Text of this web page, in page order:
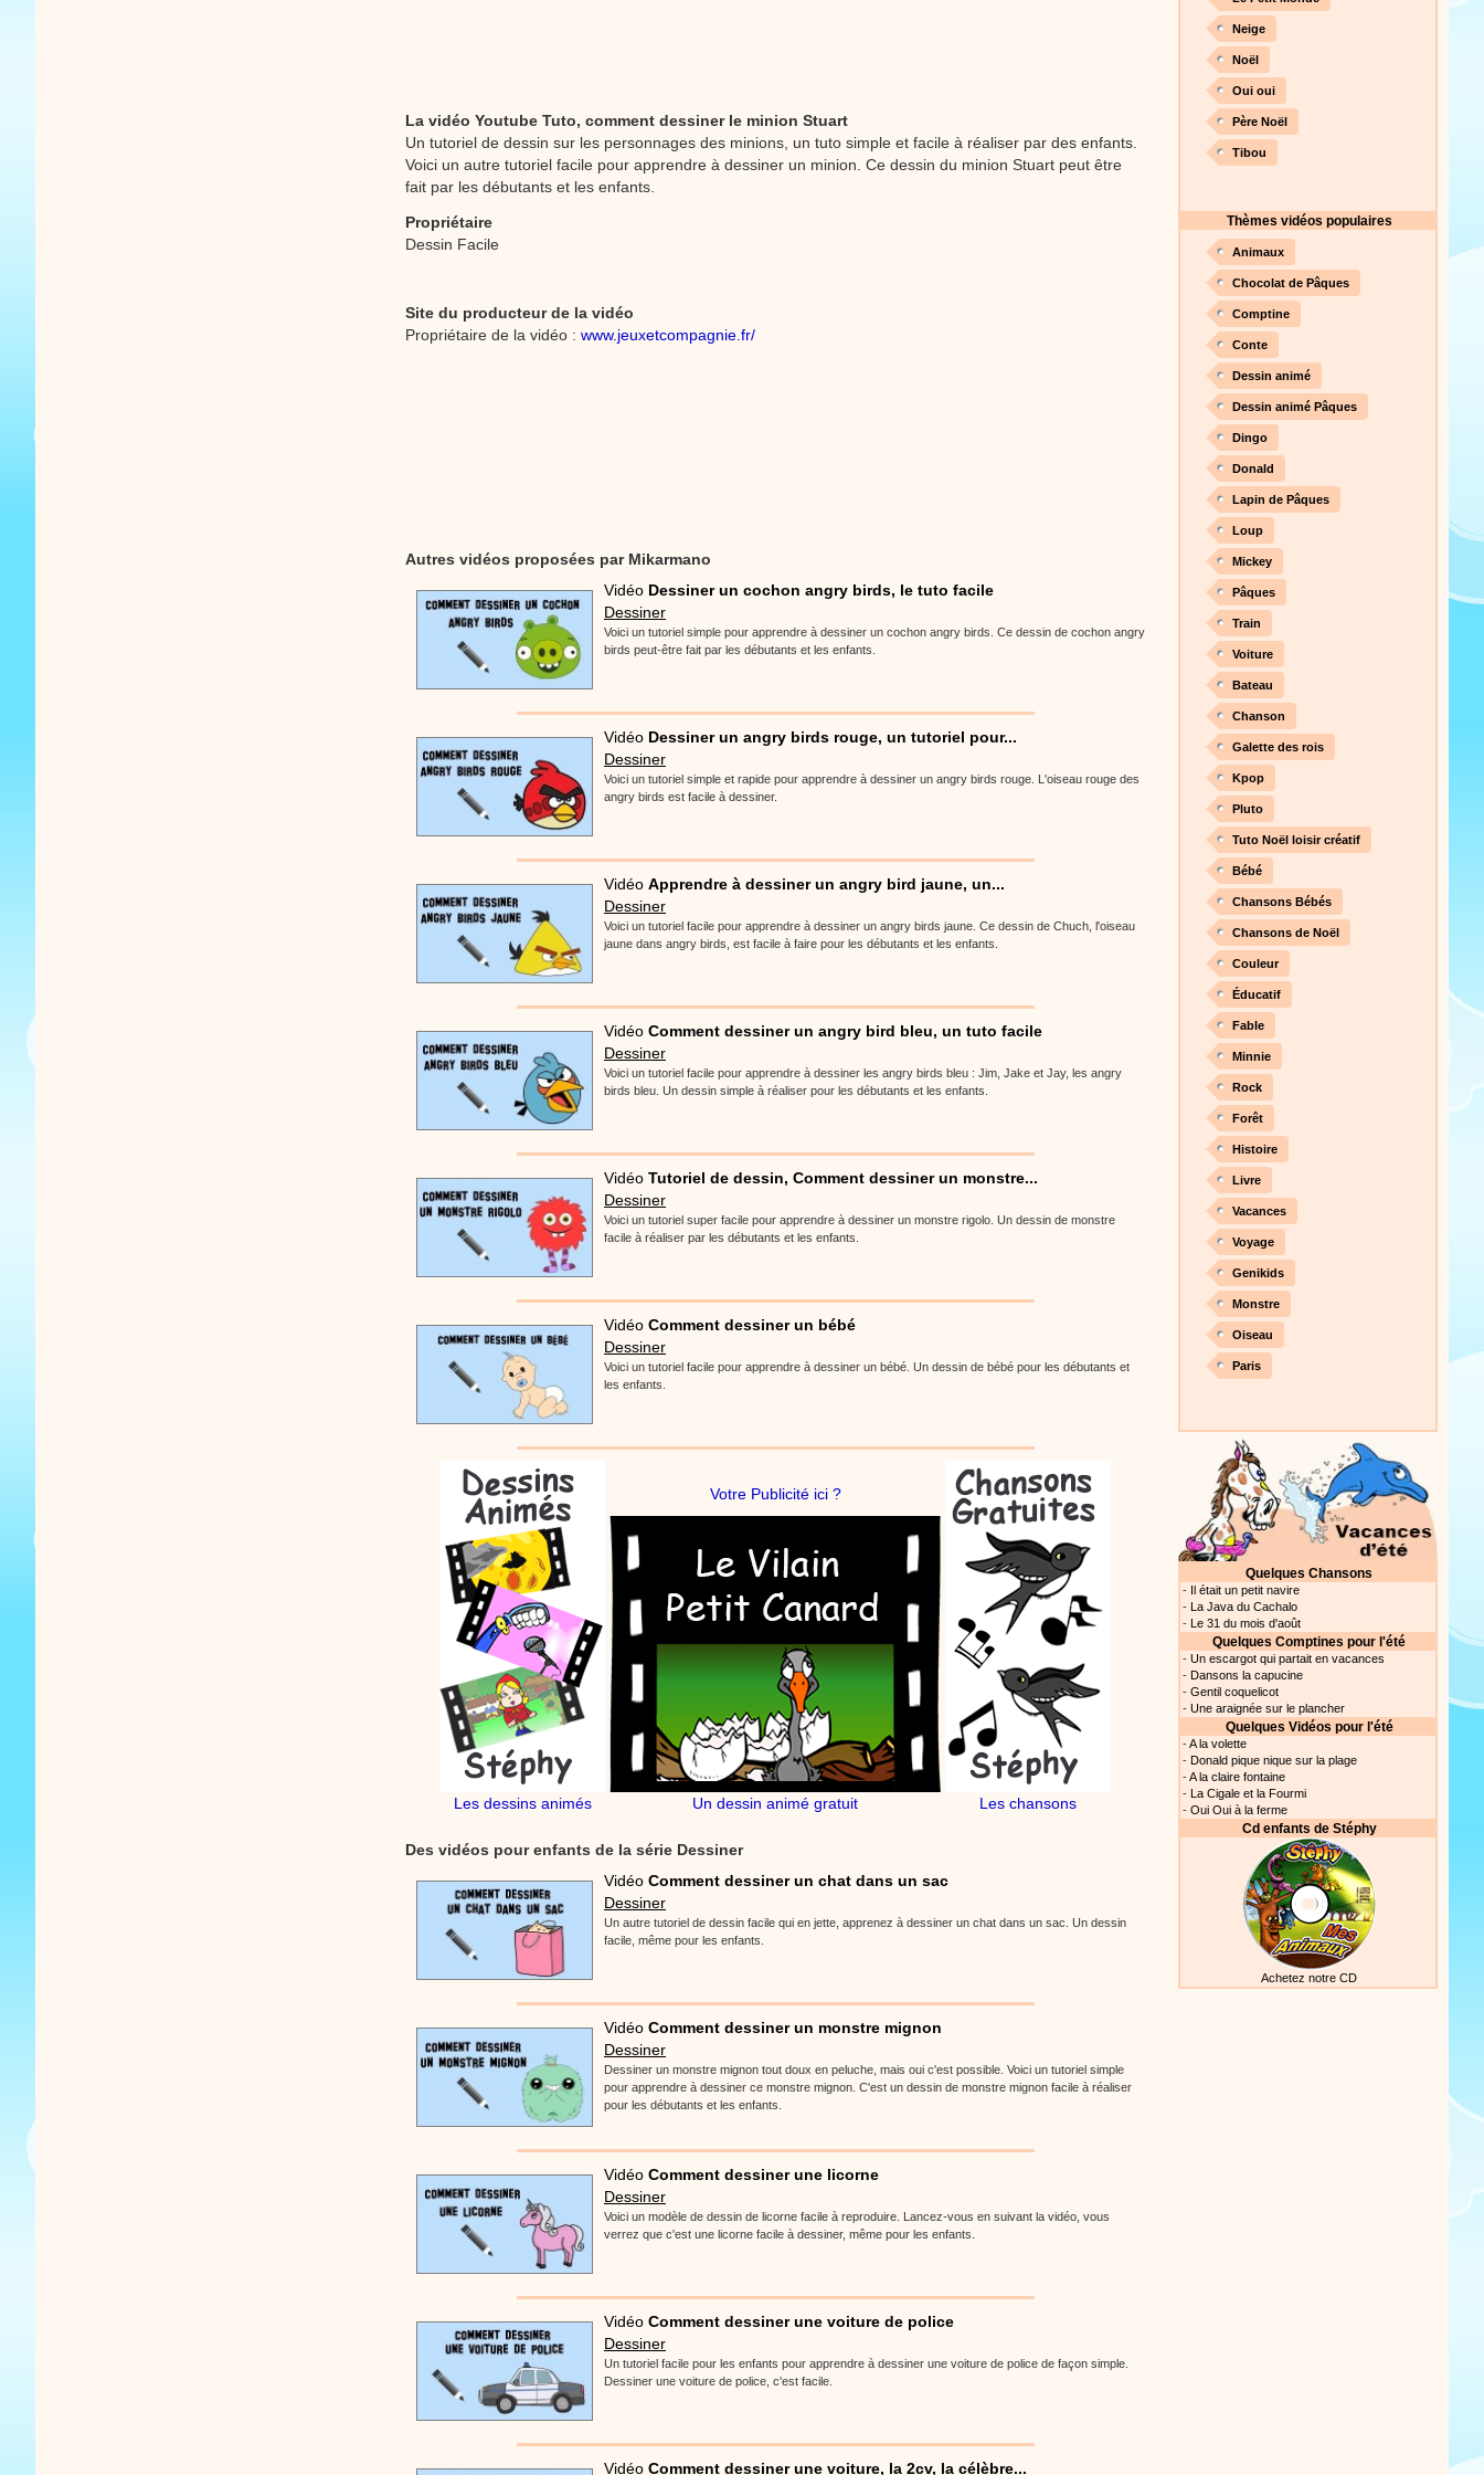
La vidéo Youtube Tuto, comment dessiner le minion Stuart
Un tutoriel de dessin sur les personnages des minions, un tuto simple et facile à réaliser par des enfants.
Voici un autre tutoriel facile pour apprendre à dessiner un minion. Ce dessin du minion Stuart peut être
fait par les débutants et les enfants.
Propriétaire
Dessin Facile
Site du producteur de la vidéo
Propriétaire de la vidéo : www.jeuxetcompagnie.fr/
Autres vidéos proposées par Mikarmano
Vidéo Dessiner un cochon angry birds, le tuto facile
Dessiner
Voici un tutoriel simple pour apprendre à dessiner un cochon angry birds. Ce dessin de cochon angry
birds peut-être fait par les débutants et les enfants.
Vidéo Dessiner un angry birds rouge, un tutoriel pour...
Dessiner
Voici un tutoriel simple et rapide pour apprendre à dessiner un angry birds rouge. L'oiseau rouge des
angry birds est facile à dessiner.
Vidéo Apprendre à dessiner un angry bird jaune, un...
Dessiner
Voici un tutoriel facile pour apprendre à dessiner un angry birds jaune. Ce dessin de Chuch, l'oiseau
jaune dans angry birds, est facile à faire pour les débutants et les enfants.
Vidéo Comment dessiner un angry bird bleu, un tuto facile
Dessiner
Voici un tutoriel facile pour apprendre à dessiner les angry birds bleu : Jim, Jake et Jay, les angry
birds bleu. Un dessin simple à réaliser pour les débutants et les enfants.
Vidéo Tutoriel de dessin, Comment dessiner un monstre...
Dessiner
Voici un tutoriel super facile pour apprendre à dessiner un monstre rigolo. Un dessin de monstre
facile à réaliser par les débutants et les enfants.
Vidéo Comment dessiner un bébé
Dessiner
Voici un tutoriel facile pour apprendre à dessiner un bébé. Un dessin de bébé pour les débutants et
les enfants.
Les dessins animés
Votre Publicité ici ?
Un dessin animé gratuit Les chansons
Des vidéos pour enfants de la série Dessiner
Vidéo Comment dessiner un chat dans un sac
Dessiner
Un autre tutoriel de dessin facile qui en jette, apprenez à dessiner un chat dans un sac. Un dessin
facile, même pour les enfants.
Vidéo Comment dessiner un monstre mignon
Dessiner
Dessiner un monstre mignon tout doux en peluche, mais oui c'est possible. Voici un tutoriel simple
pour apprendre à dessiner ce monstre mignon. C'est un dessin de monstre mignon facile à réaliser
pour les débutants et les enfants.
Vidéo Comment dessiner une licorne
Dessiner
Voici un modèle de dessin de licorne facile à reproduire. Lancez-vous en suivant la vidéo, vous
verrez que c'est une licorne facile à dessiner, même pour les enfants.
Vidéo Comment dessiner une voiture de police
Dessiner
Un tutoriel facile pour les enfants pour apprendre à dessiner une voiture de police de façon simple.
Dessiner une voiture de police, c'est facile.
Vidéo Comment dessiner une voiture, la 2cv, la célèbre...
Neige
Noël
Oui oui
Père Noël
Tibou
Thèmes vidéos populaires
Animaux
Chocolat de Pâques
Comptine
Conte
Dessin animé
Dessin animé Pâques
Dingo
Donald
Lapin de Pâques
Loup
Mickey
Pâques
Train
Voiture
Bateau
Chanson
Galette des rois
Kpop
Pluto
Tuto Noël loisir créatif
Bébé
Chansons Bébés
Chansons de Noël
Couleur
Éducatif
Fable
Minnie
Rock
Forêt
Histoire
Livre
Vacances
Voyage
Genikids
Monstre
Oiseau
Paris
Quelques Chansons
- Il était un petit navire
- La Java du Cachalo
- Le 31 du mois d'août
Quelques Comptines pour l'été
- Un escargot qui partait en vacances
- Dansons la capucine
- Gentil coquelicot
- Une araignée sur le plancher
Quelques Vidéos pour l'été
-A la volette
- Donald pique nique sur la plage
-A la claire fontaine
- La Cigale et la Fourmi
- Oui Oui à la ferme
Cd enfants de Stéphy
Achetez notre CD